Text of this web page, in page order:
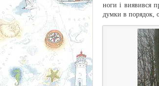
ноги і виявився
думки в порядок,